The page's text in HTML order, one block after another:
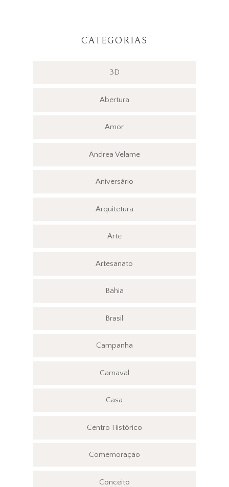
CATEGORIAS
3D
Abertura
Amor
Andrea Velame
Aniversário
Arquitetura
Arte
Artesanato
Bahia
Brasil
Campanha
Carnaval
Casa
Centro Histórico
Comemoração
Conceito